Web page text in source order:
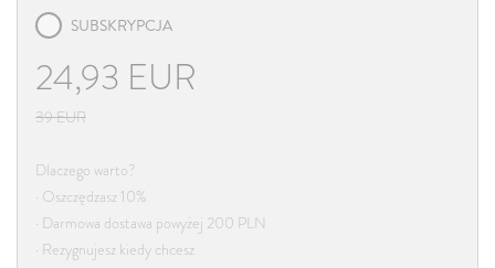
SUBSKRYPCJA
24,93 EUR
39EUR
Dlaczego warto?
· Oszczędzasz 10%
· Darmowa dostawa powyżej 200 PLN
· Rezygnujesz kiedy chcesz